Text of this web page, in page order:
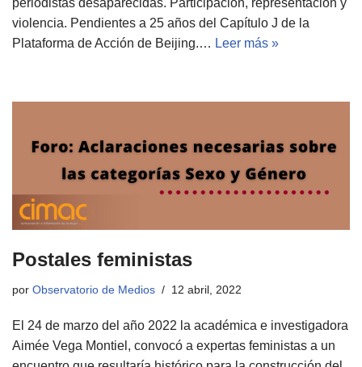
violencia. Pendientes a 25 años del Capítulo J de la
Plataforma de Acción de Beijing.… Leer más »
Postales feministas
por Observatorio de Medios 12 abril, 2022
El 24 de marzo del año 2022 la académica e investigadora
Aimée Vega Montiel, convocó a expertas feministas a un